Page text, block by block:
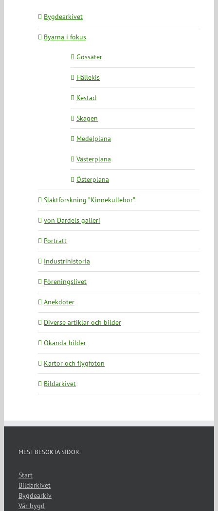
Bygdearkivet
Byarna i fokus
Gössäter
Hällekis
Kestad
Skagen
Medelplana
Västerplana
Österplana
Släktforskning ”Kinnekullebor”
von Dardels galleri
Porträtt
Industrihistoria
Föreningslivet
Anekdoter
Diverse artiklar och bilder
Okända bilder
Kartor och flygfoton
Bildarkivet
MEST BESÖKTA SIDOR:
Start
Bildarkivet
Bygdearkiv
Vår bygd